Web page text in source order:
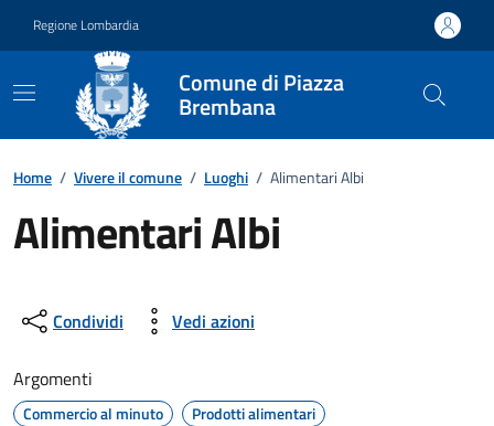
Regione Lombardia
Comune di Piazza
Brembana
Home / Vivere il comune / Luoghi / Alimentari Albi
Alimentari Albi
Condividi Vedi azioni
Argomenti
Commercio al minuto Prodotti alimentari